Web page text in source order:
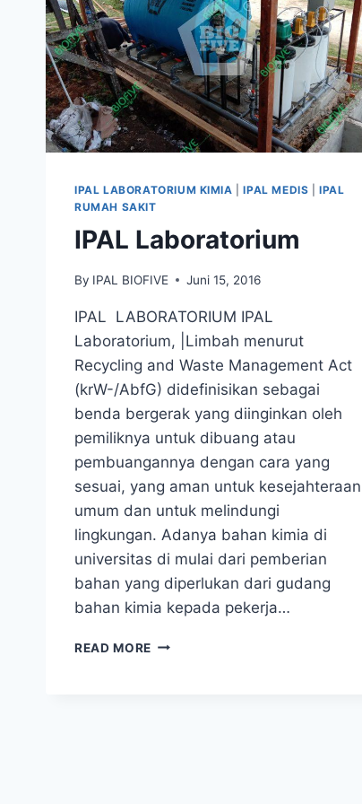
IPAL LABORATORIUM KIMIA |IPAL MEDIS |IPAL
RUMAH SAKIT
IPAL Laboratorium
By IPAL BIOFIVE Juni 15, 2016
IPAL LABORATORIUM IPAL
Laboratorium, |Limbah menurut
Recycling and Waste Management Act
(krW-/AbfG) didefinisikan sebagai
benda bergerak yang diinginkan oleh
pemiliknya untuk dibuang atau
pembuangannya dengan cara yang
sesuai, yang aman untuk kesejahteraan
umum dan untuk melindungi
lingkungan. Adanya bahan kimia di
universitas di mulai dari pemberian
bahan yang diperlukan dari gudang
bahan kimia kepada pekerja…
READ MORE IPAL